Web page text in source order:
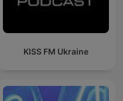
KISS FM Ukraine